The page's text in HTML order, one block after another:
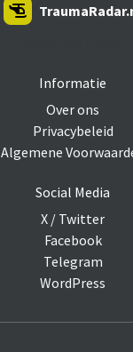
Informatie
Over ons
Privacybeleid
Algemene
Social Media
X / Twitter
Facebook
Telegram
WordPress